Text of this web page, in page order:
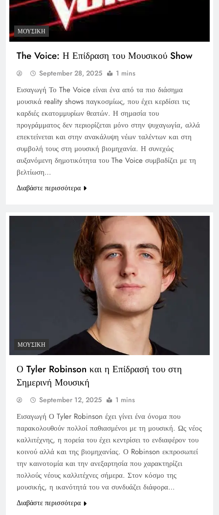
ΜΟΥΣΙΚΉ
The Voice: Η Επίδραση του Μουσικού Show
September 28, 2025 1 mins
Εισαγωγή Το The Voice είναι ένα από τα πιο διάσημα
μουσικά reality shows παγκοσμίως, που έχει κερδίσει τις
καρδιές εκατομμυρίων θεατών. Η σημασία του
προγράμματος δεν περιορίζεται μόνο στην ψυχαγωγία, αλλά
επεκτείνεται και στην ανακάλυψη νέων ταλέντων και στη
συμβολή τους στη μουσική βιομηχανία. Η συνεχώς
αυξανόμενη δημοτικότητα του The Voice συμβαδίζει με τη
βελτίωση…
Διαβάστε περισσότερα
ΜΟΥΣΙΚΉ
Ο Tyler Robinson και η Επίδρασή του στη
Σημερινή Μουσική
September 12, 2025 1 mins
Εισαγωγή Ο Tyler Robinson έχει γίνει ένα όνομα που
παρακολουθούν πολλοί παθιασμένοι με τη μουσική. Ως νέος
καλλιτέχνης, η πορεία του έχει κεντρίσει το ενδιαφέρον του
κοινού αλλά και της βιομηχανίας. Ο Robinson εκπροσωπεί
την καινοτομία και την ανεξαρτησία που χαρακτηρίζει
πολλούς νέους καλλιτέχνες σήμερα. Στον κόσμο της
μουσικής, η ικανότητά του να συνδυάζει διάφορα…
Διαβάστε περισσότερα